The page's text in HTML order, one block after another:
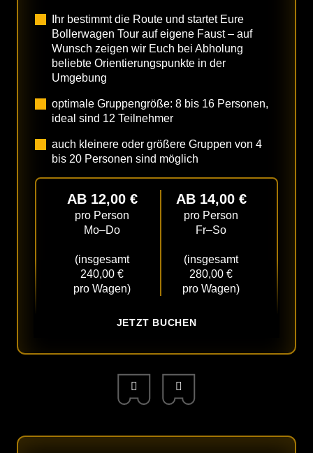
Ihr bestimmt die Route und startet Eure
Bollerwagen Tour auf eigene Faust – auf
Wunsch zeigen wir Euch bei Abholung
beliebte Orientierungspunkte in der
Umgebung
optimale Gruppengröße: 8 bis 16 Personen,
ideal sind 12 Teilnehmer
auch kleinere oder größere Gruppen von 4
bis 20 Personen sind möglich
AB 12,00 €
pro Person
Mo–Do
(insgesamt
240,00 €
pro Wagen)
AB 14,00 €
pro Person
Fr–So
(insgesamt
280,00 €
pro Wagen)
JETZT BUCHEN